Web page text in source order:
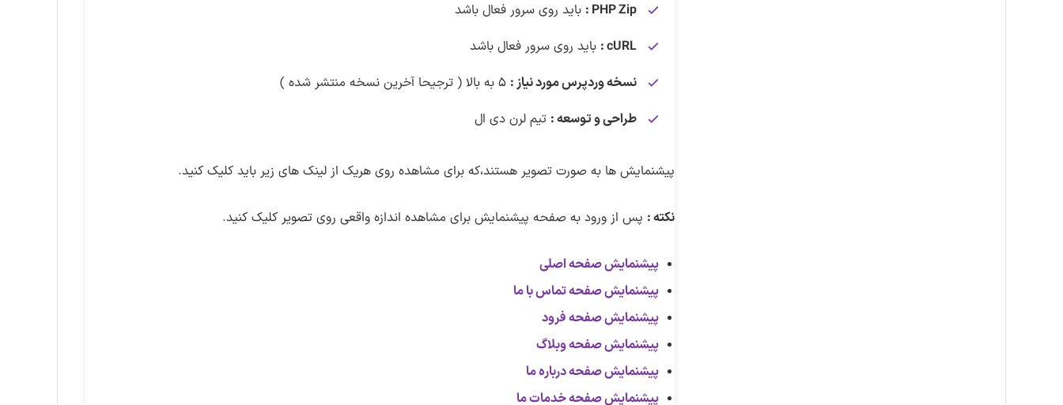
PHP Zip : باید روی سرور فعال باشد
cURL : باید روی سرور فعال باشد
نسخه وردپرس مورد نیاز :
طراحی و توسعه : تیم لرن دی ال
پیشنمایش ها به صورت تصویر هستند،که برای مشاهده روی هریک از لینک های زیر باید کلیک کنید.
نکته : پس از ورود به صفحه پیشنمایش برای مشاهده اندازه واقعی روی تصویر کلیک کنید.
پیشنمایش صفحه اصلی
پیشنمایش صفحه تماس با ما
پیشنمایش صفحه فرود
پیشنمایش صفحه وبلاگ
پیشنمایش صفحه درباره ما
پیشنمایش صفحه خدمات ما